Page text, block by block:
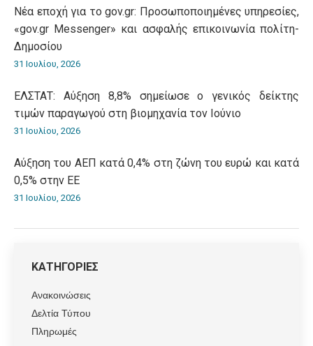
Νέα εποχή για το gov.gr: Προσωποποιημένες υπηρεσίες,
«gov.gr Messenger» και ασφαλής επικοινωνία πολίτη-
Δημοσίου
31 Ιουλίου, 2026
ΕΛΣΤΑΤ: Αύξηση 8,8% σημείωσε ο γενικός δείκτης
τιμών παραγωγού στη βιομηχανία τον Ιούνιο
31 Ιουλίου, 2026
Αύξηση του ΑΕΠ κατά 0,4% στη ζώνη του ευρώ και κατά
0,5% στην ΕΕ
31 Ιουλίου, 2026
ΚΑΤΗΓΟΡΙΕΣ
Ανακοινώσεις
Δελτία Τύπου
Πληρωμές